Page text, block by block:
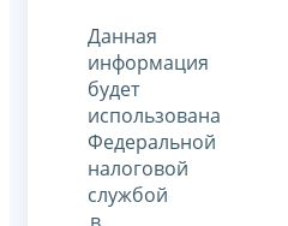
Данная
информация
будет
использована
Федеральной
налоговой
службой